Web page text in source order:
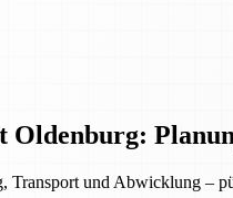
Oldenburg:
Transport und Abwicklung –